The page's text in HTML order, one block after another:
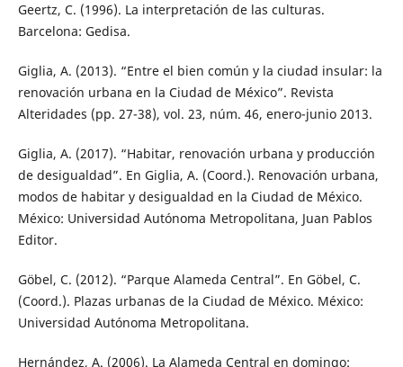
Geertz, C. (1996). La interpretación de las culturas.
Barcelona: Gedisa.
Giglia, A. (2013). “Entre el bien común y la ciudad insular: la
renovación urbana en la Ciudad de México”. Revista
Alteridades (pp. 27-38), vol. 23, núm. 46, enero-junio 2013.
Giglia, A. (2017). “Habitar, renovación urbana y producción
de desigualdad”. En Giglia, A. (Coord.). Renovación urbana,
modos de habitar y desigualdad en la Ciudad de México.
México: Universidad Autónoma Metropolitana, Juan Pablos
Editor.
Göbel, C. (2012). “Parque Alameda Central”. En Göbel, C.
(Coord.). Plazas urbanas de la Ciudad de México. México:
Universidad Autónoma Metropolitana.
Hernández, A. (2006). La Alameda Central en domingo: